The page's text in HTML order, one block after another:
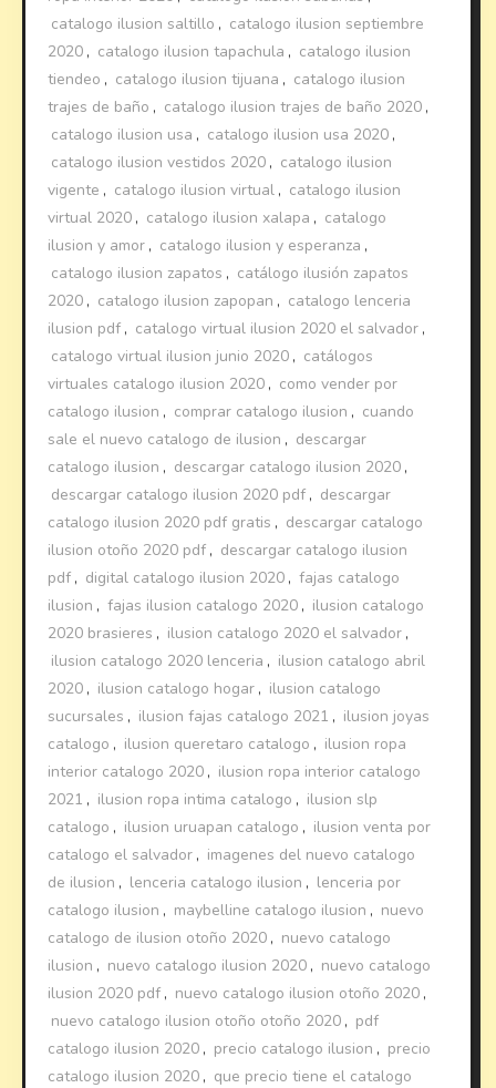
catalogo ilusion saltillo , catalogo ilusion septiembre
2020 , catalogo ilusion tapachula , catalogo ilusion
tiendeo , catalogo ilusion tijuana , catalogo ilusion
trajes de baño , catalogo ilusion trajes de baño 2020 ,
catalogo ilusion usa , catalogo ilusion usa 2020 ,
catalogo ilusion vestidos 2020 , catalogo ilusion
vigente , catalogo ilusion virtual , catalogo ilusion
virtual 2020 , catalogo ilusion xalapa , catalogo
ilusion y amor , catalogo ilusion y esperanza ,
catalogo ilusion zapatos , catálogo ilusión zapatos
2020 , catalogo ilusion zapopan , catalogo lenceria
ilusion pdf , catalogo virtual ilusion 2020 el salvador ,
catalogo virtual ilusion junio 2020 , catálogos
virtuales catalogo ilusion 2020 , como vender por
catalogo ilusion , comprar catalogo ilusion , cuando
sale el nuevo catalogo de ilusion , descargar
catalogo ilusion , descargar catalogo ilusion 2020 ,
descargar catalogo ilusion 2020 pdf , descargar
catalogo ilusion 2020 pdf gratis , descargar catalogo
ilusion otoño 2020 pdf , descargar catalogo ilusion
pdf , digital catalogo ilusion 2020 , fajas catalogo
ilusion , fajas ilusion catalogo 2020 , ilusion catalogo
2020 brasieres , ilusion catalogo 2020 el salvador ,
ilusion catalogo 2020 lenceria , ilusion catalogo abril
2020 , ilusion catalogo hogar , ilusion catalogo
sucursales , ilusion fajas catalogo 2021 , ilusion joyas
catalogo , ilusion queretaro catalogo , ilusion ropa
interior catalogo 2020 , ilusion ropa interior catalogo
2021 , ilusion ropa intima catalogo , ilusion slp
catalogo , ilusion uruapan catalogo , ilusion venta por
catalogo el salvador , imagenes del nuevo catalogo
de ilusion , lenceria catalogo ilusion , lenceria por
catalogo ilusion , maybelline catalogo ilusion , nuevo
catalogo de ilusion otoño 2020 , nuevo catalogo
ilusion , nuevo catalogo ilusion 2020 , nuevo catalogo
ilusion 2020 pdf , nuevo catalogo ilusion otoño 2020 ,
nuevo catalogo ilusion otoño otoño 2020 , pdf
catalogo ilusion 2020 , precio catalogo ilusion , precio
catalogo ilusion 2020 , que precio tiene el catalogo